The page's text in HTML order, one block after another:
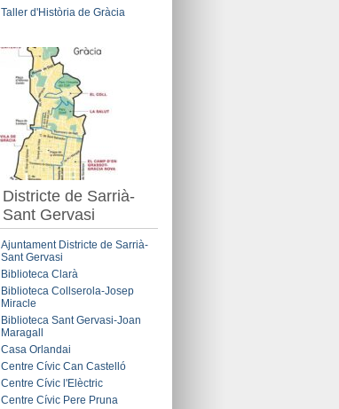
Taller d'Història de Gràcia
Districte de Sarrià-
Sant Gervasi
Ajuntament Districte de Sarrià-
Sant Gervasi
Biblioteca Clarà
Biblioteca Collserola-Josep
Miracle
Biblioteca Sant Gervasi-Joan
Maragall
Casa Orlandai
Centre Cívic Can Castelló
Centre Cívic l'Elèctric
Centre Cívic Pere Pruna